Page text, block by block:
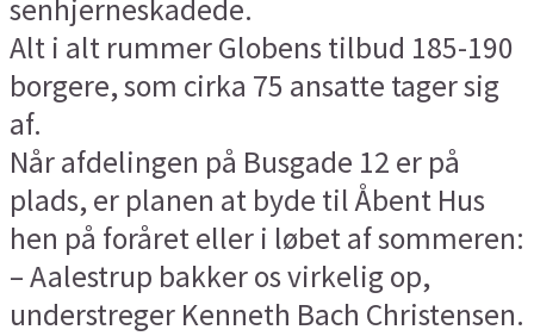
senhjerneskadede.
Alt i alt rummer Globens tilbud 185-190
borgere, som cirka 75 ansatte tager sig
af.
Når afdelingen på Busgade 12 er på
plads, er planen at byde til Åbent Hus
hen på foråret eller i løbet af sommeren:
– Aalestrup bakker os virkelig op,
understreger Kenneth Bach Christensen.